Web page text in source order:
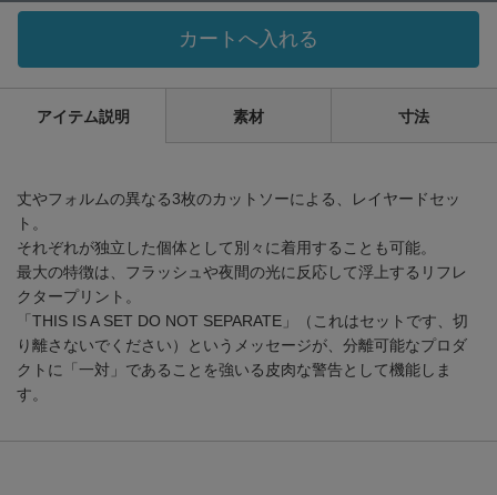
カートへ入れる
アイテム説明 素材 寸法
丈やフォルムの異なる3枚のカットソーによる、レイヤードセッ
ト。
それぞれが独立した個体として別々に着用することも可能。
最大の特徴は、フラッシュや夜間の光に反応して浮上するリフレ
クタープリント。
「THIS IS A SET DO NOT SEPARATE」（これはセットです、切
り離さないでください）というメッセージが、分離可能なプロダ
クトに「一対」であることを強いる皮肉な警告として機能しま
す。